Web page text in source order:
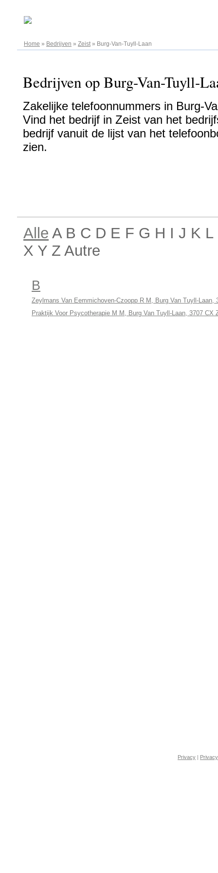
Home » Bedrijven » Zeist» Burg-Van-Tuyll-Laan
Bedrijven op Burg-Van-Tuyll-
Zakelijke telefoonnummers in Burg-
Vind het bedrijf in Zeist van het
bedrijf vanuit de lijst van het
zien.
Alle A B C D E F G H I J K
X Y Z Autre
B
Zeylmans Van Eemmichoven-Czoopp R M, Burg Van Tuyll-Laan,
Praktijk Voor Psycotherapie M M, Burg Van Tuyll-Laan, 3707 CX
Privacy |